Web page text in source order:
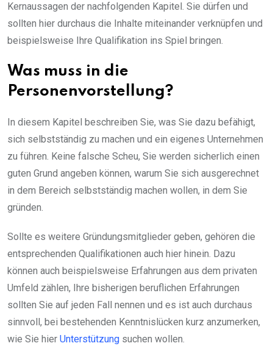
Kernaussagen der nachfolgenden Kapitel. Sie dürfen und
sollten hier durchaus die Inhalte miteinander verknüpfen und
beispielsweise Ihre Qualifikation ins Spiel bringen.
Was muss in die
Personenvorstellung?
In diesem Kapitel beschreiben Sie, was Sie dazu befähigt,
sich selbstständig zu machen und ein eigenes Unternehmen
zu führen. Keine falsche Scheu, Sie werden sicherlich einen
guten Grund angeben können, warum Sie sich ausgerechnet
in dem Bereich selbstständig machen wollen, in dem Sie
gründen.
Sollte es weitere Gründungsmitglieder geben, gehören die
entsprechenden Qualifikationen auch hier hinein. Dazu
können auch beispielsweise Erfahrungen aus dem privaten
Umfeld zählen, Ihre bisherigen beruflichen Erfahrungen
sollten Sie auf jeden Fall nennen und es ist auch durchaus
sinnvoll, bei bestehenden Kenntnislücken kurz anzumerken,
wie Sie hier Unterstützung suchen wollen.